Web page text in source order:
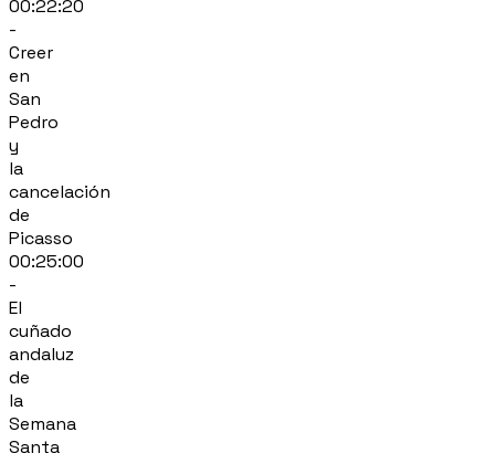
00:22:20
-
Creer
en
San
Pedro
y
la
cancelación
de
Picasso
00:25:00
-
El
cuñado
andaluz
de
la
Semana
Santa